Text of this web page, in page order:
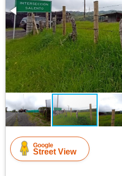
Google
Street View